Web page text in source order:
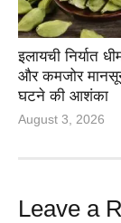
इलायची निर्यात
और कमजोर
घटने की आशंका
August 3, 2026
Leave a